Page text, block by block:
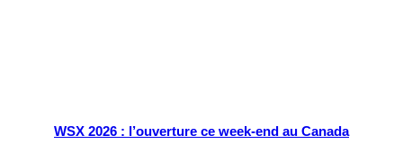
WSX 2026 : l’ouverture ce week-end au Canada